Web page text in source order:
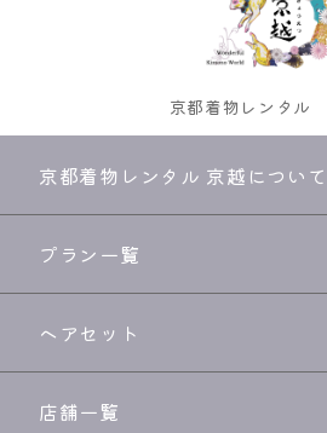
京都着物レンタル
京都着物レンタル 京越について
プラン一覧
ヘアセット
店舗一覧